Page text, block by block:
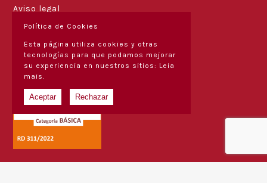
Aviso legal
Política de Cookies
Esta página utiliza cookies y otras
tecnologías para que podamos mejorar
su experiencia en nuestros sitios: Leia
mais.
Aceptar Rechazar